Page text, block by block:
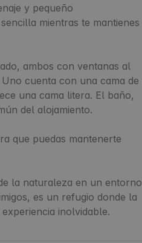
y pequeño
mientras te mantienes
ambos con ventanas al
cuenta con una cama de
una cama litera. El baño,
del alojamiento.
que puedas mantenerte
la naturaleza en un entorno
es un refugio donde la
inolvidable.